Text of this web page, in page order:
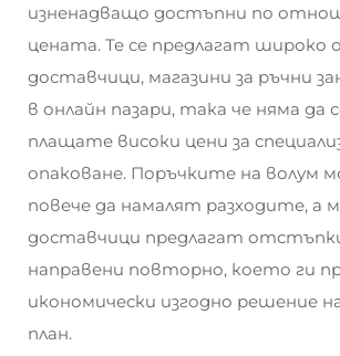
изненадващо достъпни по
цената. Те се предлагат широко
доставчици, магазини за ръчни
в онлайн пазари, така че няма да
плащате високи цени за
опаковане. Поръчките на волум
повече да намалят разходите, а
доставчици предлагат
направени повторно, което ги
икономически изгодно решение
план.